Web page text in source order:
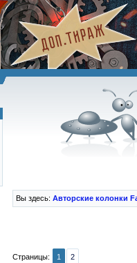
Вы здесь: Авторские колонки
Страницы: 1 2